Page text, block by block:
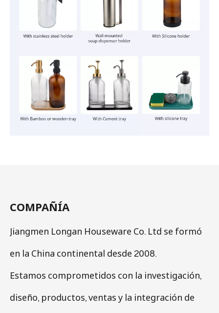
COMPAÑÍA
Jiangmen Longan Houseware Co. Ltd se formó
en la China continental desde 2008.
Estamos comprometidos con la investigación,
diseño, productos, ventas y la integración de